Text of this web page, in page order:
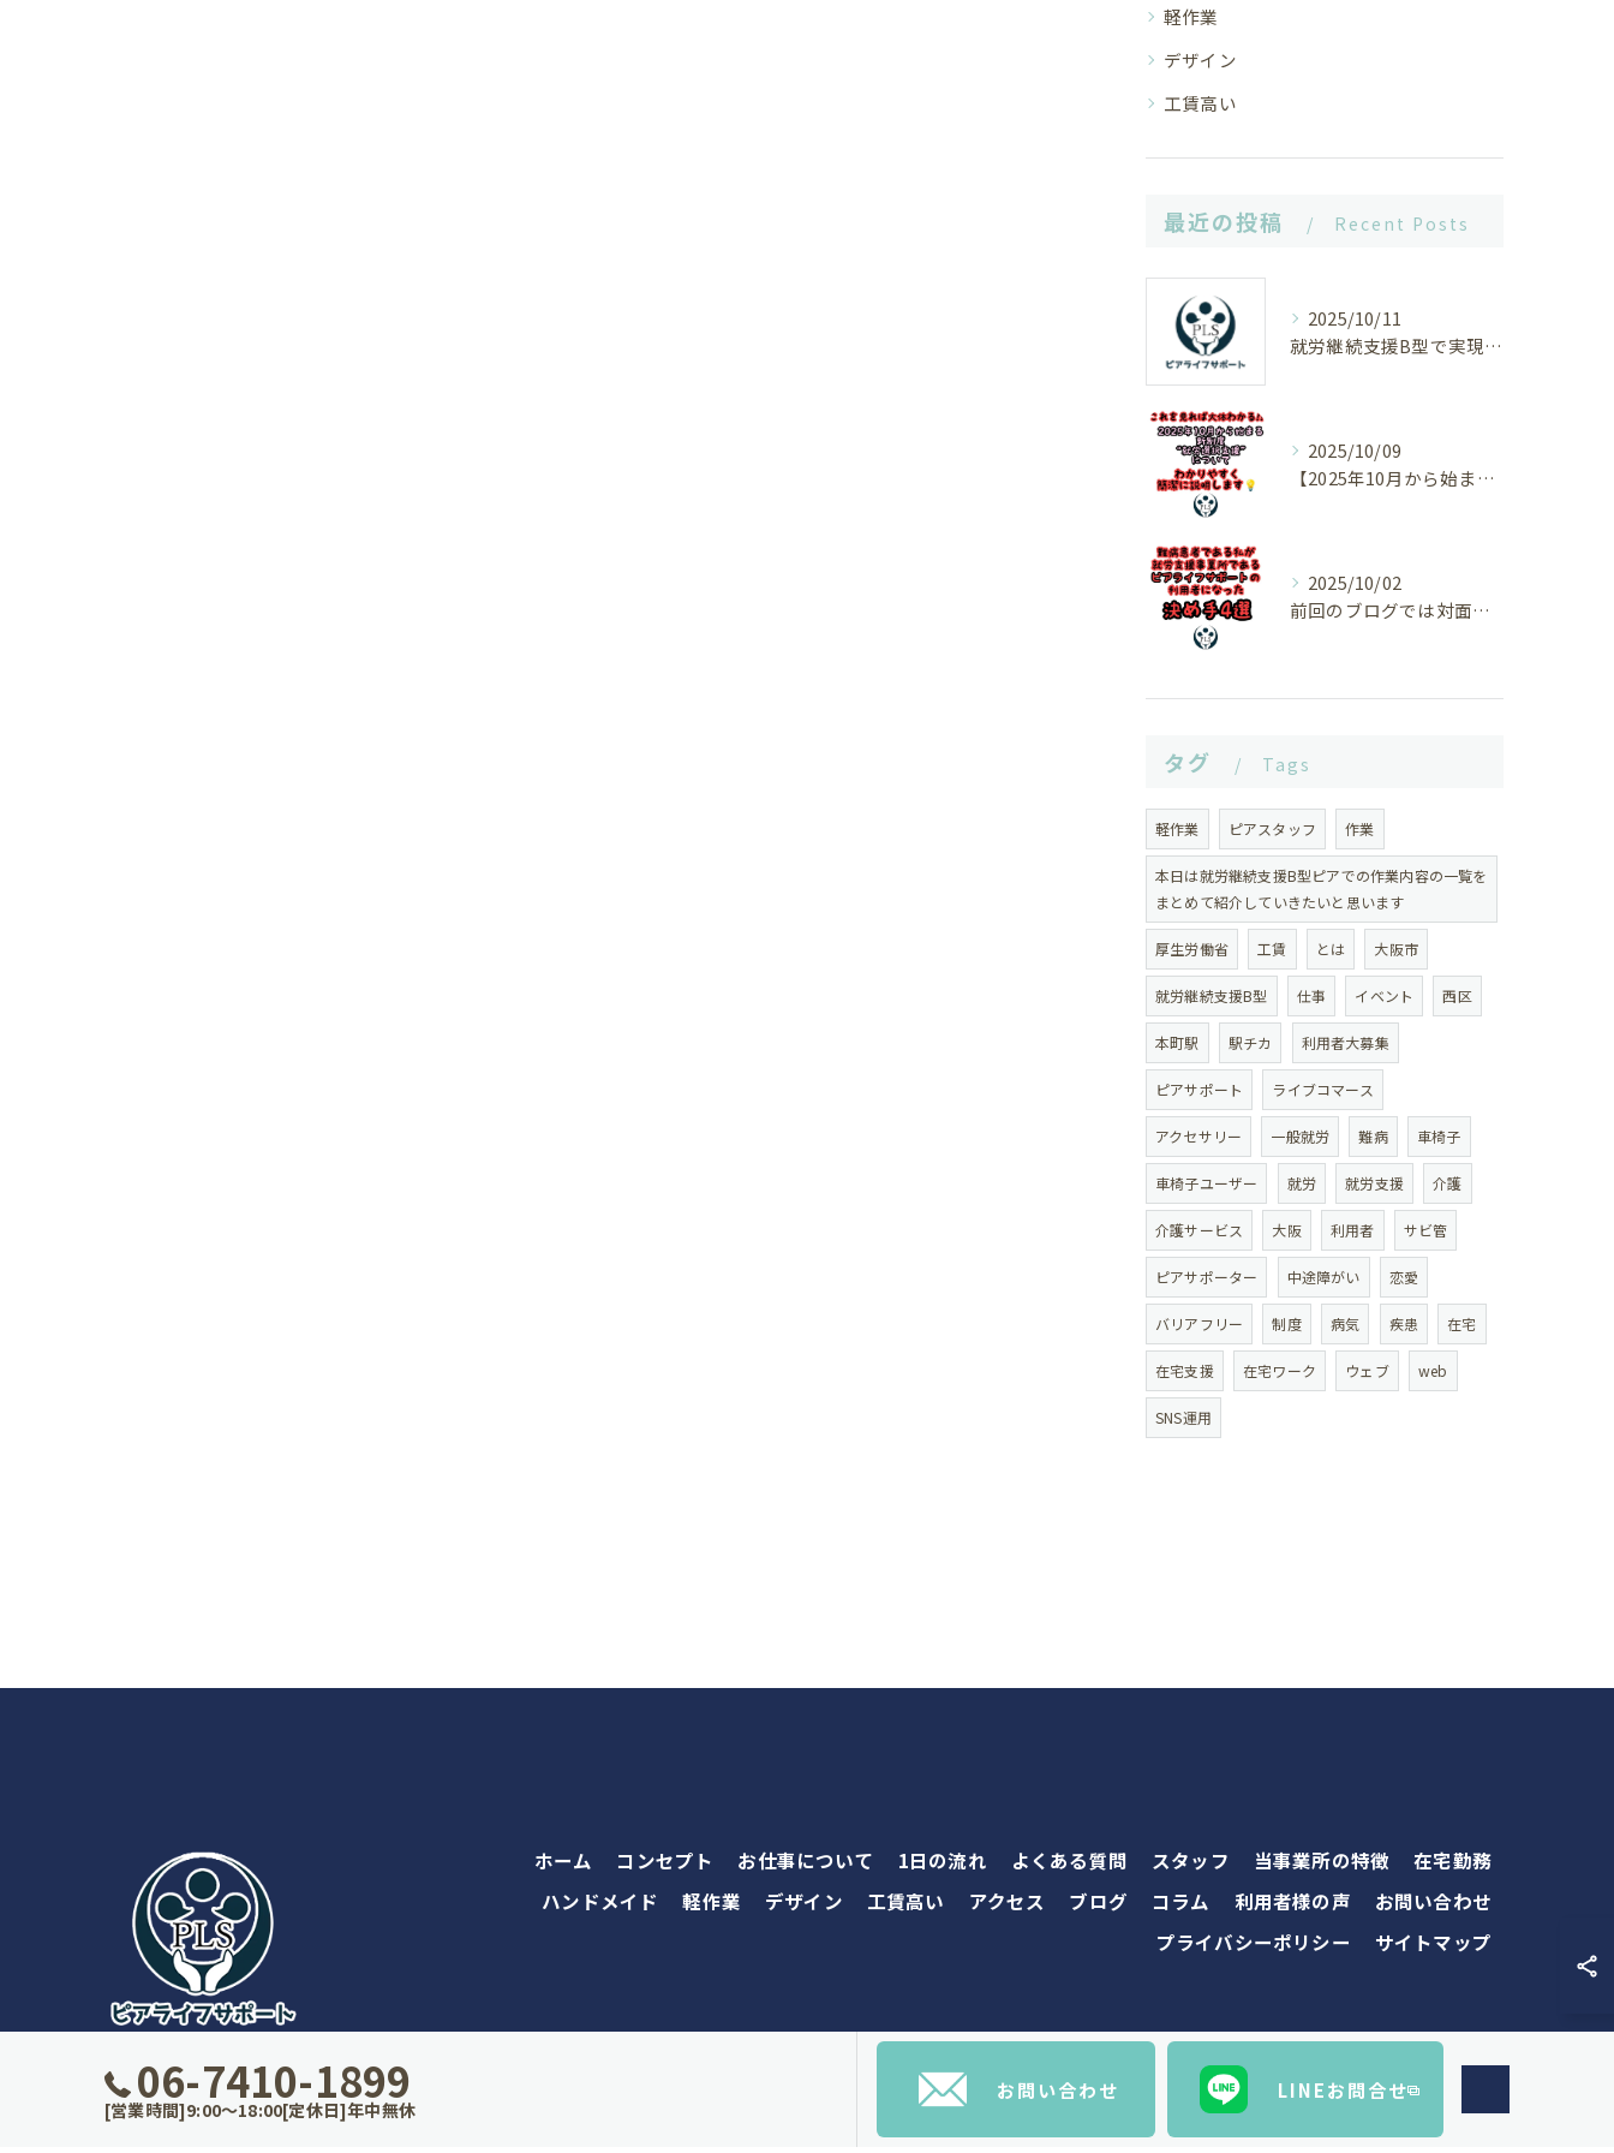
軽作業
デザイン
工賃高い
最近の投稿 Recent Posts
2025/10/11
就労継続支援B型で実現する柔軟な働き方と工賃向上の秘訣
2025/10/09
【2025年10月から始まる就労選択支援について】
2025/10/02
前回のブログでは対面でお会いした際のお話がメインだったので
タグ Tags
軽作業 ピアスタッフ 作業
本日は就労継続支援B型ピアでの作業内容の一覧を
まとめて紹介していきたいと思います
厚生労働省 工賃 とは 大阪市
就労継続支援B型 仕事 イベント 西区
本町駅 駅チカ 利用者大募集
ピアサポート ライブコマース
アクセサリー 一般就労 難病 車椅子
車椅子ユーザー 就労 就労支援 介護
介護サービス 大阪 利用者 サビ管
ピアサポーター 中途障がい 恋愛
バリアフリー 制度 病気 疾患 在宅
在宅支援 在宅ワーク ウェブ web
SNS運用
06-7410-1899
[営業時間]9:00～18:00[定休日]年中無休
お問い合わせ LINEお問合せ
ホーム コンセプト お仕事について 1日の流れ よくある質問 スタッフ 当事業所の特徴
在宅勤務
ハンドメイド
軽作業 デザイン 工賃高い アクセス ブログ コラム 利用者様の声
お問い合わせ
プライバシーポリシー
サイトマップ